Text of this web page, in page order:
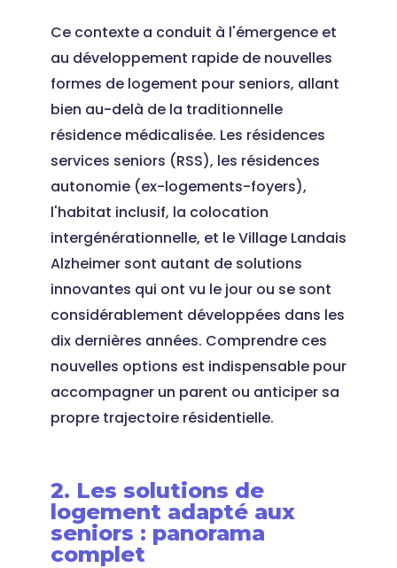
Ce contexte a conduit à l'émergence et
au développement rapide de nouvelles
formes de logement pour seniors, allant
bien au-delà de la traditionnelle
résidence médicalisée. Les résidences
services seniors (RSS), les résidences
autonomie (ex-logements-foyers),
l'habitat inclusif, la colocation
intergénérationnelle, et le Village Landais
Alzheimer sont autant de solutions
innovantes qui ont vu le jour ou se sont
considérablement développées dans les
dix dernières années. Comprendre ces
nouvelles options est indispensable pour
accompagner un parent ou anticiper sa
propre trajectoire résidentielle.
2. Les solutions de
logement adapté aux
seniors : panorama
complet